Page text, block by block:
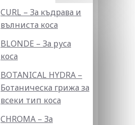
CURL – За къдрава и
вълниста коса
BLONDE – За руса
коса
BOTANICAL HYDRA –
Ботаническа грижа за
всеки тип коса
CHROMA – За